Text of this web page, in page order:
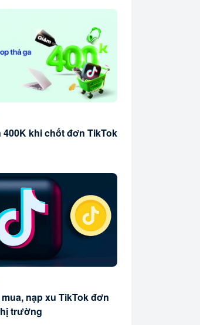
khi chốt đơn TikTok
nạp xu TikTok đơn
trường